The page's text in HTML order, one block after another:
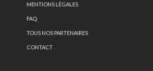
MENTIONS LÉGALES
FAQ
TOUS NOS PARTENAIRES
CONTACT